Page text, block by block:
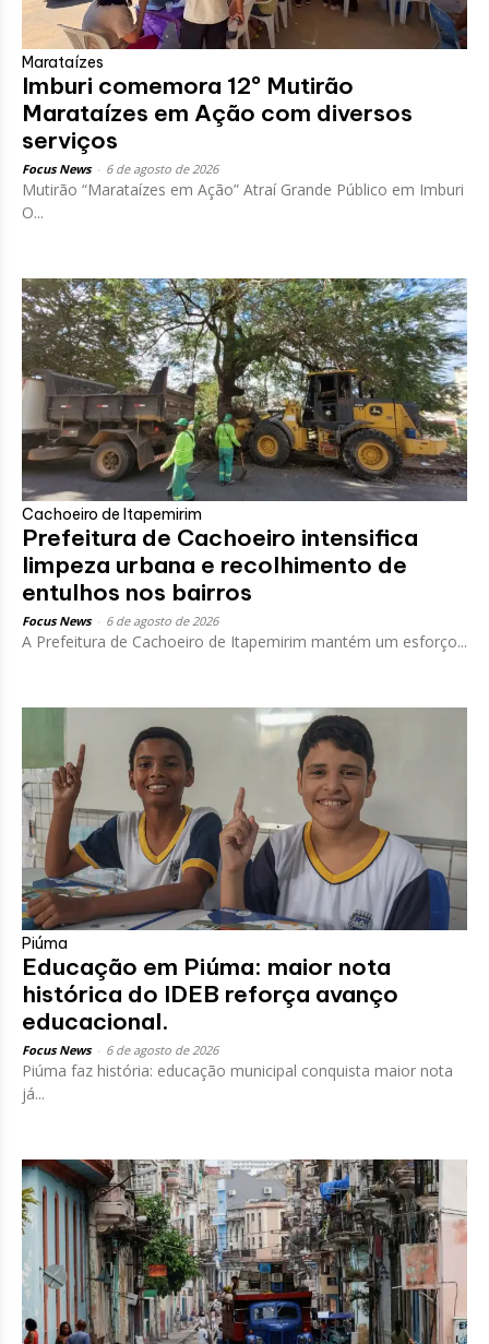
Marataízes
Imburi comemora 12º Mutirão
Marataízes em Ação com diversos
serviços
Focus News 6 de agosto de 2026
Mutirão “Marataízes em Ação” Atraí Grande Público em Imburi
O...
Cachoeiro de Itapemirim
Prefeitura de Cachoeiro intensifica
limpeza urbana e recolhimento de
entulhos nos bairros
Focus News 6 de agosto de 2026
A Prefeitura de Cachoeiro de Itapemirim mantém um esforço...
Piúma
Educação em Piúma: maior nota
histórica do IDEB reforça avanço
educacional.
Focus News 6 de agosto de 2026
Piúma faz história: educação municipal conquista maior nota
já...